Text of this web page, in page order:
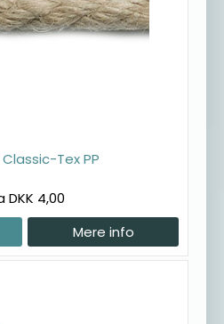
Tex PP
DKK 4,00
Mere info